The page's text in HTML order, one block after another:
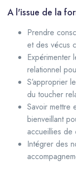
A l'issue de la
Prendre
et des vécus
Expérimenter
relationnel
S’approprier
du toucher
Savoir mettre
bienveillant
accueillies de
Intégrer des